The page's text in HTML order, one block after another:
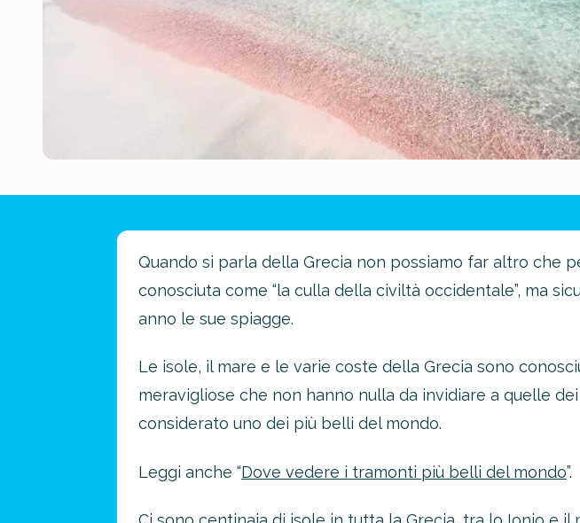
Quando si parla della Grecia non possiamo far altro che
conosciuta come “la culla della civiltà occidentale”, ma
anno le sue spiagge.
Le isole, il mare e le varie coste della Grecia sono
meravigliose che non hanno nulla da invidiare a quelle
considerato uno dei più belli del mondo.
Leggi anche “Dove vedere i tramonti più belli del mondo”.